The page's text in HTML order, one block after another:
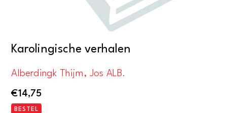
Karolingische verhalen
Alberdingk Thijm, Jos ALB.
€14,75
BESTEL